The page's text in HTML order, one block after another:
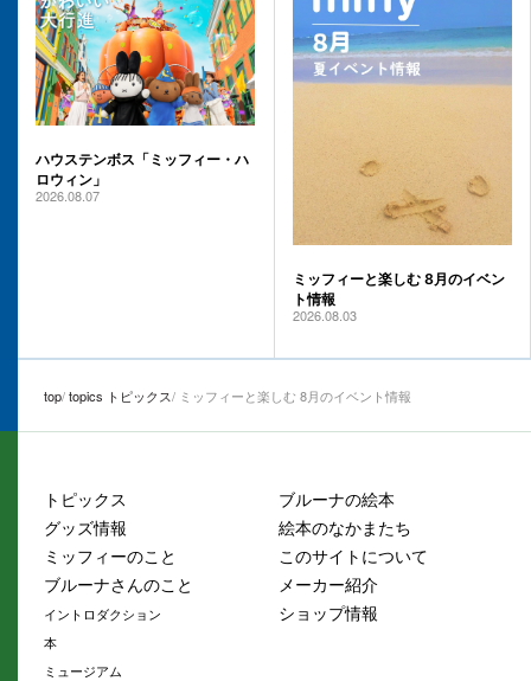
ハウステンボス「ミッフィー・ハ
ロウィン」
2026.08.07
ミッフィーと楽しむ 8月のイベン
ト情報
2026.08.03
top topics トピックス ミッフィーと楽しむ 8月のイベント情報
トピックス
グッズ情報
ミッフィーのこと
ブルーナさんのこと
イントロダクション
本
ミュージアム
ブルーナの絵本
絵本のなかまたち
このサイトについて
メーカー紹介
ショップ情報